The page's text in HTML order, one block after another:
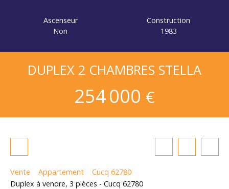
Ascenseur
Non
Construction
1983
DUPLEX 2 CHAMBRES STELLA
254 000 €
Vente Appartement
Cucq 62780
Duplex à vendre, 3 pièces - Cucq 62780